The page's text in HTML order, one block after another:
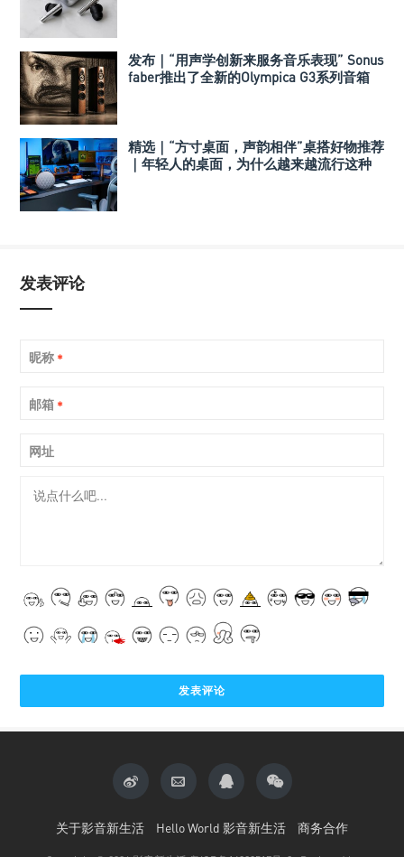
发布｜“用声学创新来服务音乐表现” Sonus
faber推出了全新的Olympica G3系列音箱
精选｜“方寸桌面，声韵相伴”桌搭好物推荐
｜年轻人的桌面，为什么越来越流行这种
发表评论
昵称 *
邮箱 *
网址
关于影音新生活 Hello World 影音新生活 商务合作